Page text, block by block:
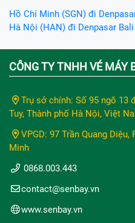
Hồ Chí Minh (SGN) đi
Hà Nội (HAN) đi Denpasar Bali
CÔNG TY TNHH VÉ MÁY
Trụ sở chính: Số 95 ngõ 13
Tuy, Thành phố Hà Nội, Việt
VPGD: 97 Trần Quang
Minh
0868.003.443
contact@senbay.vn
www.senbay.vn